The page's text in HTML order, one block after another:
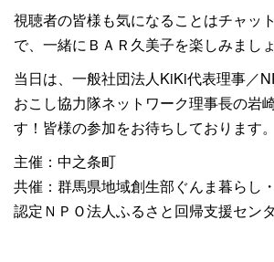
視聴者の皆様も気になることはチャッ
で、一緒にＢＡＲ久美子を楽しみましょ
当日は、一般社団法人KiKi代表理事／
おこし協力隊ネットワーク理事長の岩
す！皆様の参加をお待ちしております。
主催：中之条町
共催：群馬県地域創生部ぐんま暮らし
認定ＮＰＯ法人ふるさと回帰支援セン